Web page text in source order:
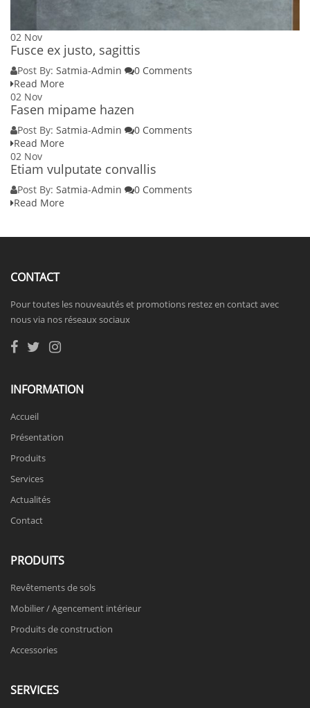
02 Nov
Fusce ex justo, sagittis
Post By: Satmia-Admin
0 Comments
Read More
02 Nov
Fasen mipame hazen
Post By: Satmia-Admin
0 Comments
Read More
02 Nov
Etiam vulputate convallis
Post By: Satmia-Admin
0 Comments
Read More
CONTACT
Pour toutes les nouveautés et promotions restez en contact avec
nous via nos réseaux sociaux
INFORMATION
Accueil
Présentation
Produits
Services
Actualités
Contact
PRODUITS
Revêtements de sols
Mobilier / Agencement intérieur
Produits de construction
Accessories
SERVICES